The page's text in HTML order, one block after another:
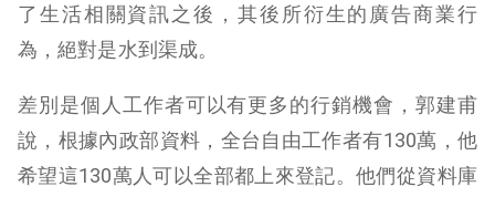
了生活相關資訊之後，其後所衍生的廣告商業行
為，絕對是水到渠成。
差別是個人工作者可以有更多的行銷機會，郭建甫
說，根據內政部資料，全台自由工作者有130萬，他
希望這130萬人可以全部都上來登記。他們從資料庫